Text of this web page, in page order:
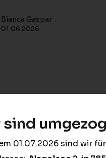
Bianca Gaspar
01.06.2026
01.07.2026 sind wir